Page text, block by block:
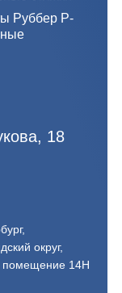
Руббер Р-
18
округ,
помещение 14Н